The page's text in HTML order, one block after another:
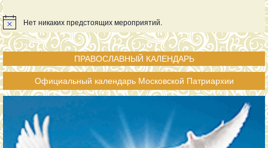
Нет никаких предстоящих мероприятий.
ПРАВОСЛАВНЫЙ КАЛЕНДАРЬ
Официальный календарь Московской Патриархии